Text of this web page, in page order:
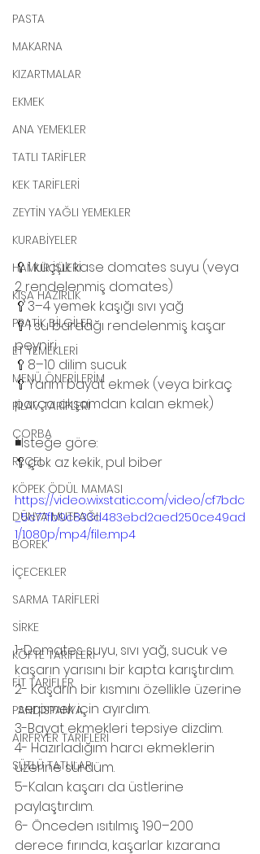
PASTA
MAKARNA
KIZARTMALAR
EKMEK
ANA YEMEKLER
TATLI TARİFLER
KEK TARİFLERİ
ZEYTİN YAĞLI YEMEKLER
KURABİYELER
HAMUR İŞLERİ
KIŞA HAZIRLIK
PRATİK BİLGİLER
ET YEMEKLERİ
MENÜ ÖNERİLERİM
PİLAV TARİFLERİ
ÇORBA
REÇEL
KÖPEK ÖDÜL MAMASI
DÜNYA MUTFAĞI
BÖREK
İÇECEKLER
SARMA TARİFLERİ
SİRKE
KÖFTE TARİFLERİ
FİT TARİFLER
PANDİSPANYA
AİRFRYER TARİFLERİ
SÜTLÜ TATLILAR
🥄1 küçük kase domates suyu (veya
2 rendelenmiş domates)
🥄3–4 yemek kaşığı sıvı yağ
🥄1 su bardağı rendelenmiş kaşar
peyniri
🥄8–10 dilim sucuk
🥄Yarım bayat ekmek (veya birkaç
parça akşamdan kalan ekmek)
◾️İsteğe göre:
🥄çok az kekik, pul biber
https://video.wixstatic.com/video/cf7bdc
_5c77fb9c833d483ebd2aed250ce49ad
1/1080p/mp4/file.mp4
1-Domates suyu, sıvı yağ, sucuk ve
kaşarın yarısını bir kapta karıştırdım.
2- Kaşarın bir kısmını özellikle üzerine
serpmek için ayırdım.
3-Bayat ekmekleri tepsiye dizdim.
4- Hazırladığım harcı ekmeklerin
üzerine sürdüm.
5-Kalan kaşarı da üstlerine
paylaştırdım.
6- Önceden ısıtılmış 190–200
derece fırında, kaşarlar kızarana